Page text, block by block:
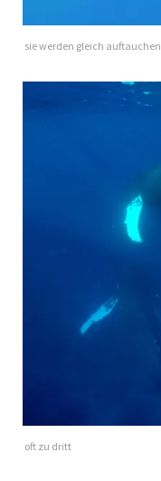
sie werden gleich auftauchen
oft zu dritt